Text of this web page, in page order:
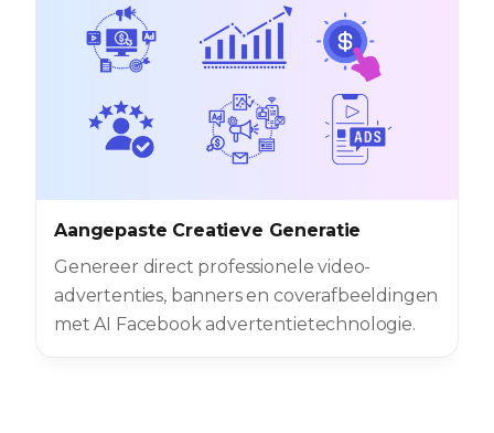
Aangepaste Creatieve Generatie
Genereer direct professionele video-
advertenties, banners en coverafbeeldingen
met AI Facebook advertentietechnologie.